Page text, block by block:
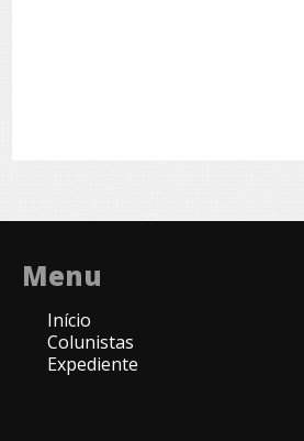
Menu
Início
Colunistas
Expediente